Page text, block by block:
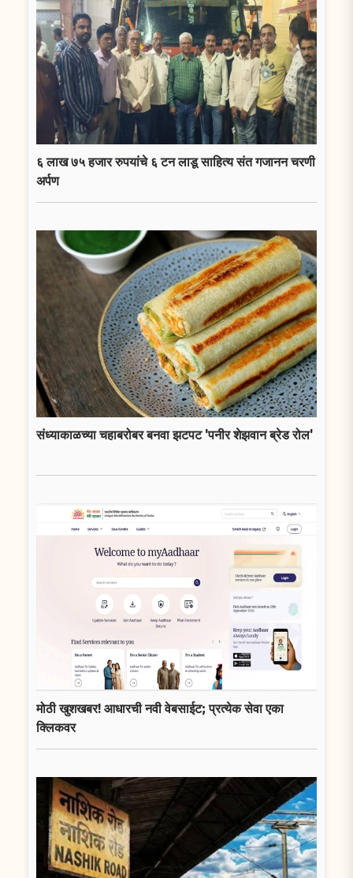
६ लाख ७५ हजार रुपयांचे ६ टन लाडू साहित्य संत गजानन चरणी
अर्पण
संध्याकाळच्या चहाबरोबर बनवा झटपट 'पनीर शेझवान ब्रेड रोल'
मोठी खुशखबर! आधारची नवी वेबसाईट; प्रत्येक सेवा एका
क्लिकवर